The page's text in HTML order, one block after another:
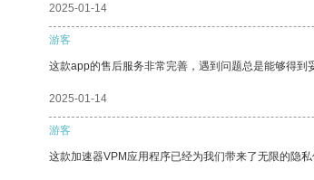
2025-01-14
游客
这款app的售后服务非常完善，遇到问题总是能够得到
2025-01-14
游客
这款加速器VPM应用程序已经为我们带来了无限的隐私